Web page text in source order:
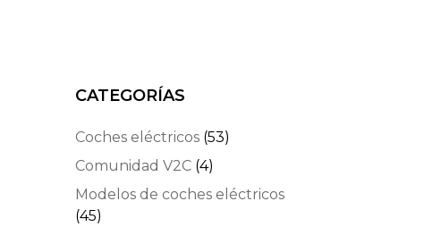
CATEGORÍAS
Coches eléctricos (53)
Comunidad V2C (4)
Modelos de coches eléctricos
(45)